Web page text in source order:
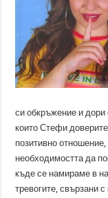
си обкръжение и дори
които Стефи
позитивно
необходимостта да
къде се намираме в
тревогите, свързани